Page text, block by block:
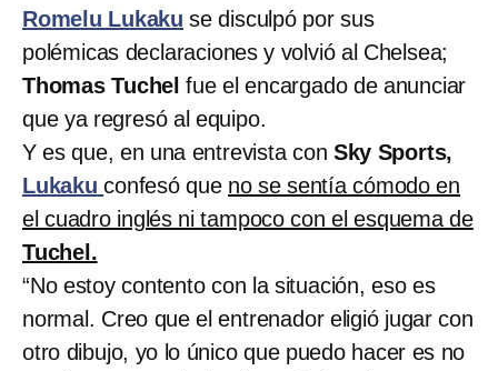
Romelu Lukaku se disculpó por sus
polémicas declaraciones y volvió al Chelsea;
Thomas Tuchel fue el encargado de anunciar
que ya regresó al equipo.
Y es que, en una entrevista con Sky Sports,
Lukaku confesó que no se sentía cómodo en
el cuadro inglés ni tampoco con el esquema de
Tuchel.
“No estoy contento con la situación, eso es
normal. Creo que el entrenador eligió jugar con
otro dibujo, yo lo único que puedo hacer es no